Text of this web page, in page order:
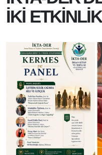
İKİ ETKİNLİK